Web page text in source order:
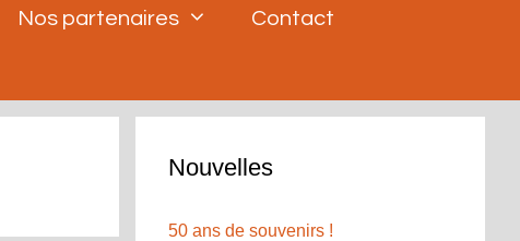
Nos partenaires Contact
Nouvelles
50 ans de souvenirs !